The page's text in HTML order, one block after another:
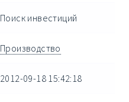
Поиск инвестиций
Производство
2012-09-18 15:42:18